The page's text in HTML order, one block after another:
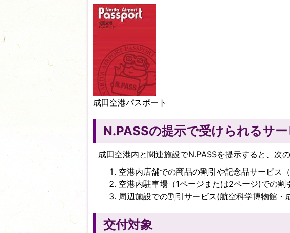
成田空港パスポート
N.PASSの提示で受けられるサー
成田空港内と関連施設でN.PASSを提示すると、次
空港内店舗での商品の割引や記念品サービス（
空港内駐車場（1ページまたは2ページ)での割
周辺施設での割引サービス(航空科学博物館・
交付対象